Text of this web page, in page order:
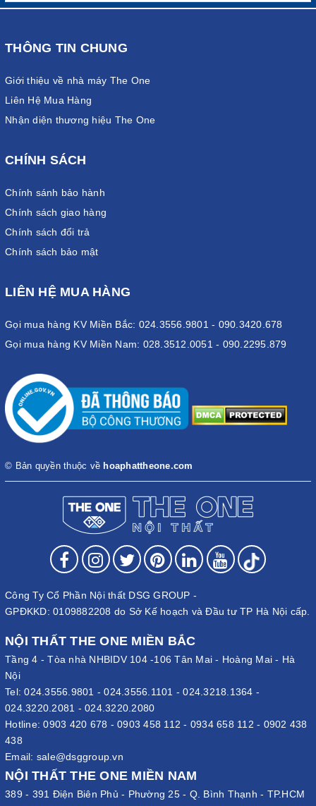
THÔNG TIN CHUNG
Giới thiệu về nhà máy The One
Liên Hệ Mua Hàng
Nhận diện thương hiệu The One
CHÍNH SÁCH
Chính sánh bảo hành
Chính sách giao hàng
Chính sách đổi trả
Chính sách bảo mật
LIÊN HỆ MUA HÀNG
Gọi mua hàng KV Miền Bắc: 024.3556.9801 - 090.3420.678
Gọi mua hàng KV Miền Nam: 028.3512.0051 - 090.2295.879
© Bản quyền thuộc về hoaphattheone.com
Công Ty Cổ Phần Nội thất DSG GROUP -
GPĐKKD: 0109882208 do Sở Kế hoạch và Đầu tư TP Hà Nội cấp.
NỘI THẤT THE ONE MIỀN BẮC
Tầng 4 - Tòa nhà NHBIDV 104 -106 Tân Mai - Hoàng Mai - Hà
Nội
Tel:024.3556.9801 -024.3556.1101 -024.3218.1364 -
024.3220.2081 - 024.3220.2080
Hotline:0903 420 678 - 0903 458 112 - 0934 658 112 - 0902 438
438
Email: sale@dsggroup.vn
NỘI THẤT THE ONE MIỀN NAM
389 - 391 Điện Biên Phủ - Phường 25 - Q. Bình Thạnh - TP.HCM